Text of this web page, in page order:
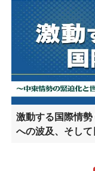
激動する国際情
への波及、そし